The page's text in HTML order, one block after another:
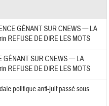
GÊNANT SUR CNEWS — LA
REFUSE DE DIRE LES MOTS
GÊNANT SUR CNEWS — LA
REFUSE DE DIRE LES MOTS
politique anti-juif passé sous